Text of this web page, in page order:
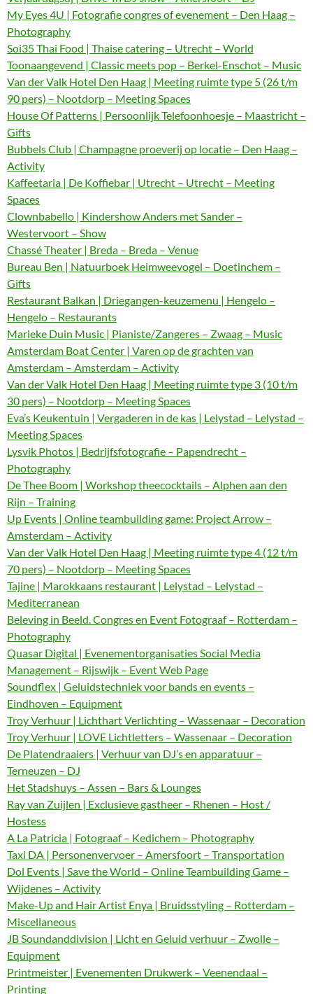
My Eyes 4U | Fotografie congres of evenement – Den Haag –
Photography
Soi35 Thai Food | Thaise catering – Utrecht – World
Toonaangevend | Classic meets pop – Berkel-Enschot – Music
Van der Valk Hotel Den Haag | Meeting ruimte type 5 (26 t/m
90 pers) – Nootdorp – Meeting Spaces
House Of Patterns | Persoonlijk Telefoonhoesje – Maastricht –
Gifts
Bubbels Club | Champagne proeverij op locatie – Den Haag –
Activity
Kaffeetaria | De Koffiebar | Utrecht – Utrecht – Meeting
Spaces
Clownbabello | Kindershow Anders met Sander –
Westervoort – Show
Chassé Theater | Breda – Breda – Venue
Bureau Ben | Natuurboek Heimweevogel – Doetinchem –
Gifts
Restaurant Balkan | Driegangen-keuzemenu | Hengelo –
Hengelo – Restaurants
Marieke Duin Music | Pianiste/Zangeres – Zwaag – Music
Amsterdam Boat Center | Varen op de grachten van
Amsterdam – Amsterdam – Activity
Van der Valk Hotel Den Haag | Meeting ruimte type 3 (10 t/m
30 pers) – Nootdorp – Meeting Spaces
Eva’s Keukentuin | Vergaderen in de kas | Lelystad – Lelystad –
Meeting Spaces
Lysvik Photos | Bedrijfsfotografie – Papendrecht –
Photography
De Thee Boom | Workshop theecocktails – Alphen aan den
Rijn – Training
Up Events | Online teambuilding game: Project Arrow –
Amsterdam – Activity
Van der Valk Hotel Den Haag | Meeting ruimte type 4 (12 t/m
70 pers) – Nootdorp – Meeting Spaces
Tajine | Marokkaans restaurant | Lelystad – Lelystad –
Mediterranean
Beleving in Beeld. Congres en Event Fotograaf – Rotterdam –
Photography
Quasar Digital | Evenementorganisaties Social Media
Management – Rijswijk – Event Web Page
Soundflex | Geluidstechniek voor bands en events –
Eindhoven – Equipment
Troy Verhuur | Lichthart Verlichting – Wassenaar – Decoration
Troy Verhuur | LOVE Lichtletters – Wassenaar – Decoration
De Platendraaiers | Verhuur van DJ’s en apparatuur –
Terneuzen – DJ
Het Stadshuys – Assen – Bars & Lounges
Ray van Zuijlen | Exclusieve gastheer – Rhenen – Host /
Hostess
A La Patricia | Fotograaf – Kedichem – Photography
Taxi DA | Personenvervoer – Amersfoort – Transportation
Dol Events | Save the World – Online Teambuilding Game –
Wijdenes – Activity
Make-Up and Hair Artist Enya | Bruidsstyling – Rotterdam –
Miscellaneous
JB Soundanddivision | Licht en Geluid verhuur – Zwolle –
Equipment
Printmeister | Evenementen Drukwerk – Veenendaal –
Printing